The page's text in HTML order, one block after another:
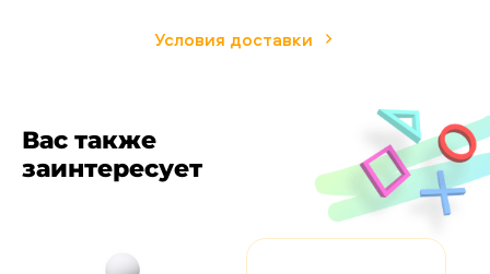
Условия доставки
Вас также
заинтересует